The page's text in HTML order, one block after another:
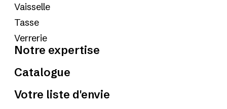
Vaisselle
Tasse
Verrerie
Notre expertise
Catalogue
Votre liste d'envie